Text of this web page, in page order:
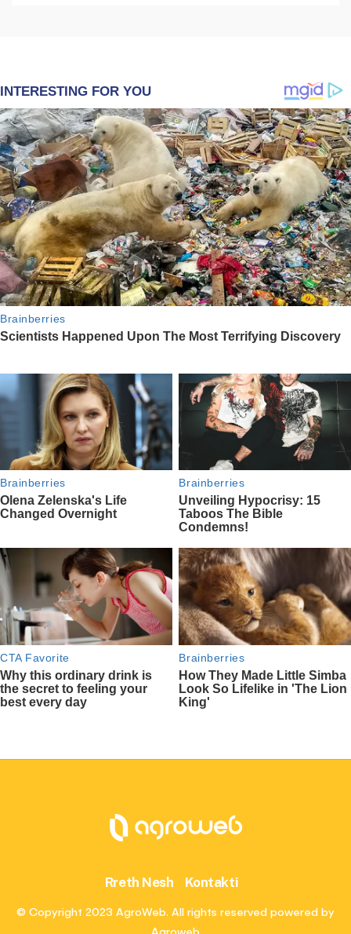
Rreth Nesh Kontakti
© Copyright 2023 AgroWeb. All rights reserved powered by